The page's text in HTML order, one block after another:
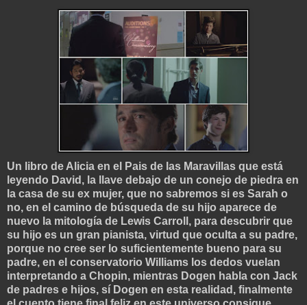
Un libro de Alicia en el Pais de las Maravillas que está
leyendo David, la llave debajo de un conejo de piedra en
la casa de su ex mujer, que no sabremos si es Sarah o
no, en el camino de búsqueda de su hijo aparece de
nuevo la mitología de Lewis Carroll, para descubrir que
su hijo es un gran pianista, virtud que oculta a su padre,
porque no cree ser lo suficientemente bueno para su
padre, en el conservatorio Williams los dedos vuelan
interpretando a Chopin, mientras Dogen habla con Jack
de padres e hijos, sí Dogen en esta realidad, finalmente